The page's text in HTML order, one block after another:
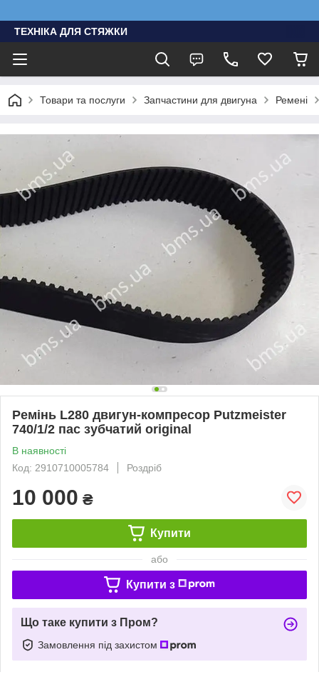
ТЕХНІКА ДЛЯ СТЯЖКИ
Товари та послуги Запчастини для двигуна Ремені
Ремінь L280 двигун-компресор Putzmeister
740/1/2 пас зубчатий original
В наявності
Код: 2910710005784
Роздріб
10 000 ₴
Купити
або
Купити з
Що таке купити з Пром?
Замовлення під захистом